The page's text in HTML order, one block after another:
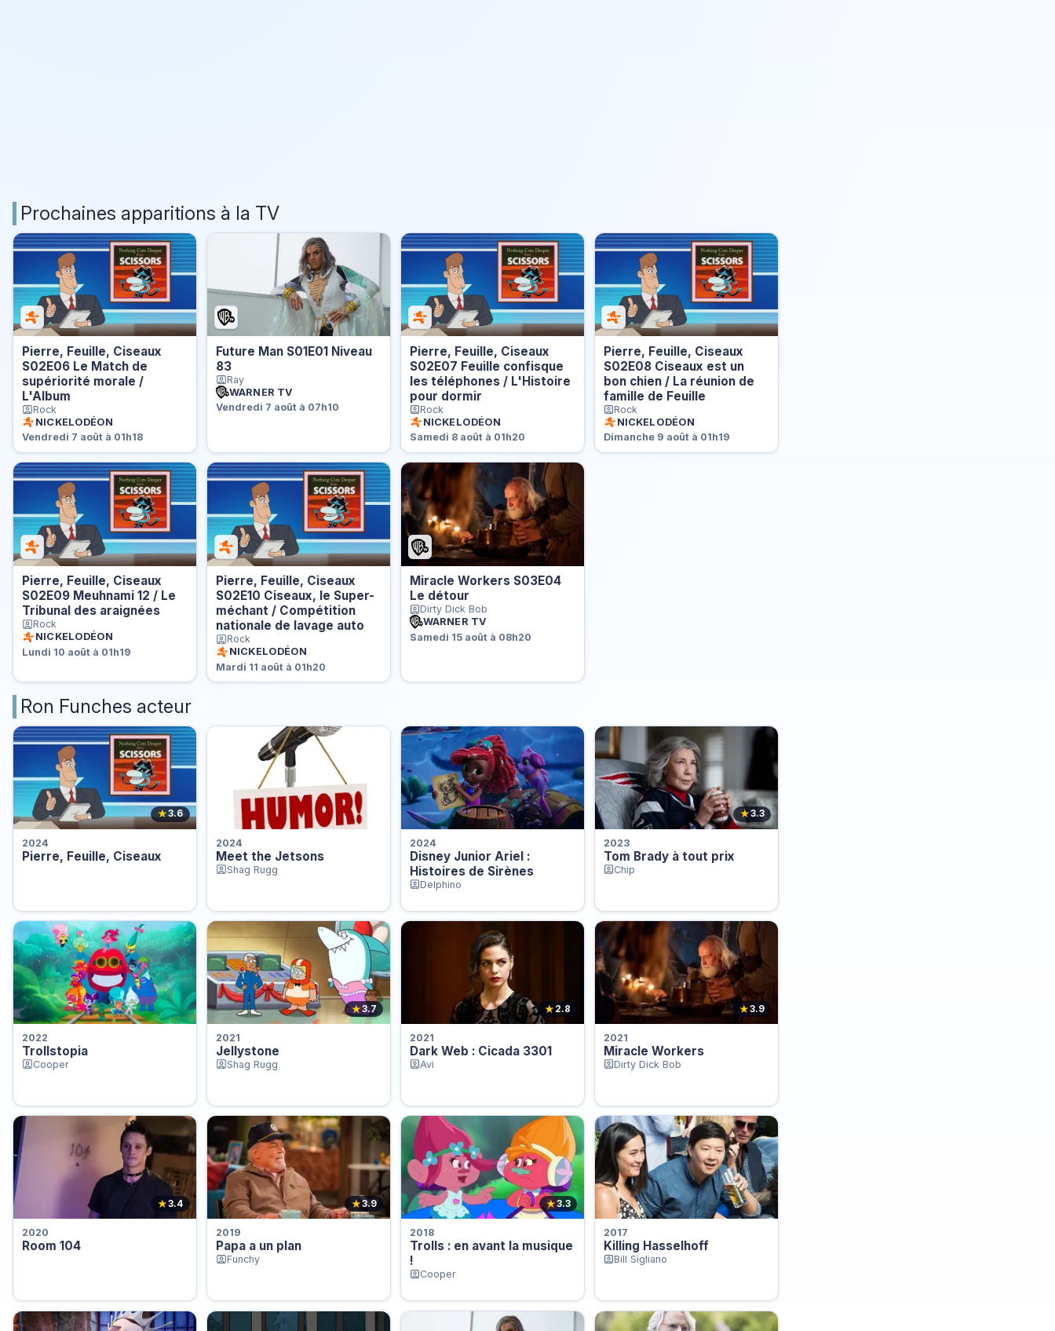
Prochaines apparitions à la TV
Pierre, Feuille, Ciseaux
S02E06 Le Match de
supériorité morale /
L'Album
Rock
NICKELODÉON
Vendredi 7 août à 01h18
Future Man S01E01 Niveau
83
Ray
WARNER TV
Vendredi 7 août à 07h10
Pierre, Feuille, Ciseaux
S02E07 Feuille confisque
les téléphones / L'Histoire
pour dormir
Rock
NICKELODÉON
Samedi 8 août à 01h20
Pierre, Feuille, Ciseaux
S02E08 Ciseaux est un
bon chien / La réunion de
famille de Feuille
Rock
NICKELODÉON
Dimanche 9 août à 01h19
Pierre, Feuille, Ciseaux
S02E09 Meuhnami 12 / Le
Tribunal des araignées
Rock
NICKELODÉON
Lundi 10 août à 01h19
Pierre, Feuille, Ciseaux
S02E10 Ciseaux, le Super-
méchant / Compétition
nationale de lavage auto
Rock
NICKELODÉON
Mardi 11 août à 01h20
Miracle Workers S03E04
Le détour
Dirty Dick Bob
WARNER TV
Samedi 15 août à 08h20
Ron Funches acteur
★3.6
2024
Pierre, Feuille, Ciseaux
2024
Meet the Jetsons
Shag Rugg
2024
Disney Junior Ariel :
Histoires de Sirènes
Delphino
★3.3
2023
Tom Brady à tout prix
Chip
2022
Trollstopia
Cooper
★3.7
2021
Jellystone
Shag Rugg
★ 2.8
2021
Dark Web : Cicada 3301
Avi
★3.9
2021
Miracle Workers
Dirty Dick Bob
★3.4
2020
Room 104
★3.9
2019
Papa a un plan
Funchy
★3.3
2018
Trolls : en avant la musique
!
Cooper
2017
Killing Hasselhoff
Bill Sigliano